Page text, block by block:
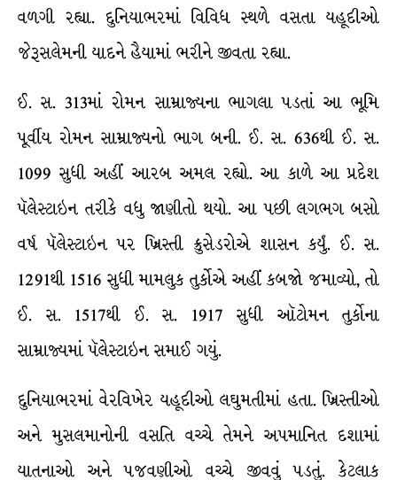
વળગી રહ્યા. દુનિયાભરમાં વિવિધ સ્થળે વસતા યહૂદીઓ
જેરૂસલેમની યાદને હૈયામાં ભરીને જીવતા રહ્યા.
ઈ. સ. 313માં રોમન સામ્રાજ્યના ભાગલા પડતાં આ ભૂમિ
પૂર્વીય રોમન સામ્રાજ્યનો ભાગ બની. ઈ. સ. 636થી ઈ. સ.
1099 સુધી અહીં આરબ અમલ રહ્યો. આ કાળે આ પ્રદેશ
પૅલેસ્ટાઇન તરીકે વધુ જાણીતો થયો. આ પછી લગભગ બસો
વર્ષ પૅલેસ્ટાઇન પર ખ્રિસ્તી ક્રુસેડરોએ શાસન કર્યું. ઈ. સ.
1291થી 1516 સુધી મામલુક તુર્કોએ અહીં કબજો જમાવ્યો, તો
ઈ. સ. 1517થી ઈ. સ. 1917 સુધી ઑટોમન તુર્કોના
સામ્રાજ્યમાં પૅલેસ્ટાઇન સમાઈ ગયું.
દુનિયાભરમાં વેરવિખેર યહૂદીઓ લઘુમતીમાં હતા. ખ્રિસ્તીઓ
અને મુસલમાનોની વસતિ વચ્ચે તેમને અપમાનિત દશામાં
યાતનાઓ અને પજવણીઓ વચ્ચે જીવવું પડતું. કેટલાક